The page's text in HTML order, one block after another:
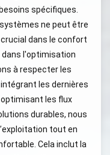
spécifiques.
ne peut être
dans le confort
l'optimisation
à respecter les
les dernières
les flux
durables, nous
tout en
Cela inclut la